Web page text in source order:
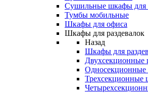
Сушильные шкафы для
Тумбы мобильные
Шкафы для офиса
Шкафы для раздевалок
Назад
Шкафы для
Трехсекционные